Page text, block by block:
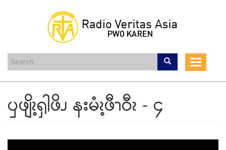
content
Toggle
ၦဖျိၩ့ၡါဖိၪ နးမံၩ့ဖီၫဝီၩ - ၄